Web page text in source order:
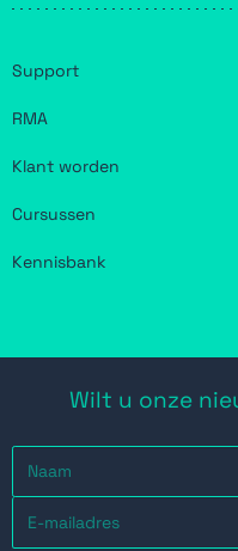
Support
RMA
Klant worden
Cursussen
Kennisbank
Wilt u onze